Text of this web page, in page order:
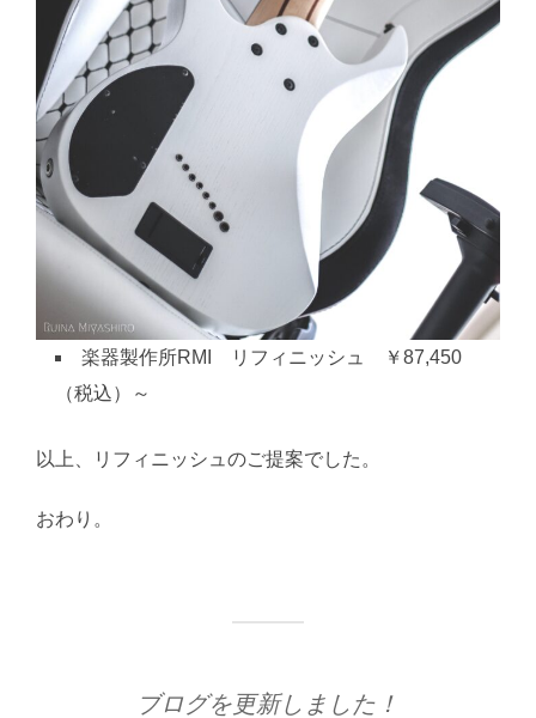
楽器製作所RMI リフィニッシュ ￥87,450
（税込）～
以上、リフィニッシュのご提案でした。
おわり。
ブログを更新しました！